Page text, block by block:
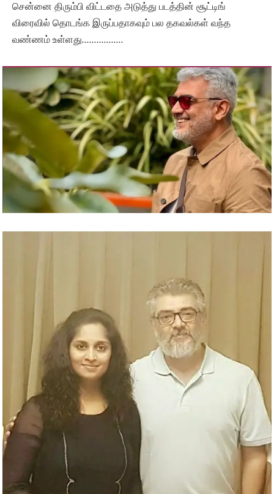
சென்னை திரும்பி விட்டதை அடுத்து படத்தின் சூட்டிங்
விரைவில் தொடங்க இருப்பதாகவும் பல தகவல்கள் வந்த
வண்ணம் உள்ளது……………..